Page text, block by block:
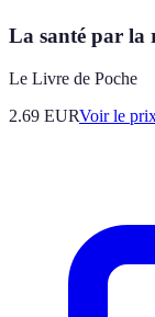
La santé par la
Le Livre de Poche
2.69 EURVoir le